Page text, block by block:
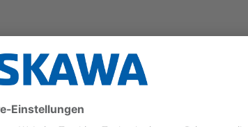
dass ein kompletter Austausch wahrscheinlich
am Standort Zeit benötigen, um sich
mit dem U1000 Industrial Matrix Drive